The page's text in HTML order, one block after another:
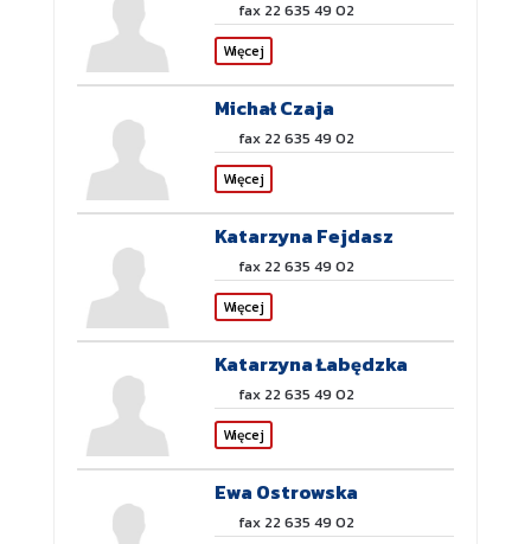
fax 22 635 49 02
Więcej
Michał Czaja
fax 22 635 49 02
Więcej
Katarzyna Fejdasz
fax 22 635 49 02
Więcej
Katarzyna Łabędzka
fax 22 635 49 02
Więcej
Ewa Ostrowska
fax 22 635 49 02